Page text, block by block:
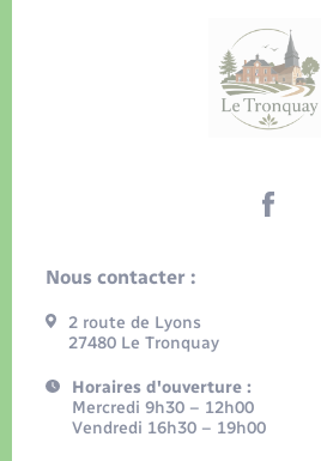
Nous contacter :
2 route de Lyons
27480 Le Tronquay
Horaires d'ouverture :
Mercredi 9h30 – 12h00
Vendredi 16h30 – 19h00